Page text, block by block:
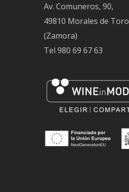
Av. Comuneros, 90,
49810 Morales de Toro
(Zamora)
Tel 980 69 67 63